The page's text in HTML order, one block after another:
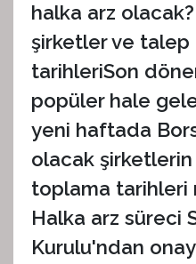
halka arz
şirketler ve talep
tarihleriSon
popüler hale
yeni haftada
olacak
toplama tarihleri
Halka arz süreci
Kurulu'ndan